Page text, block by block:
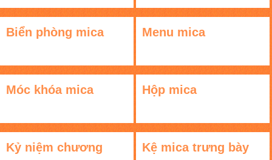
Biển phòng mica Menu mica
Móc khóa mica Hộp mica
Kỷ niệm chương
Kệ mica trưng bày